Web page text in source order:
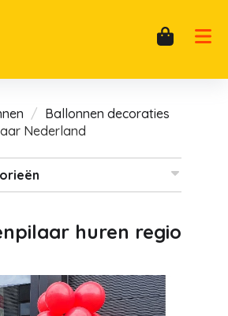
Ballonnen decoraties
Nederland
huren regio